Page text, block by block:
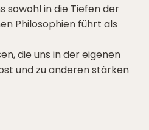
sowohl in die Tiefen der
Philosophien führt als
die uns in der eigenen
und zu anderen stärken